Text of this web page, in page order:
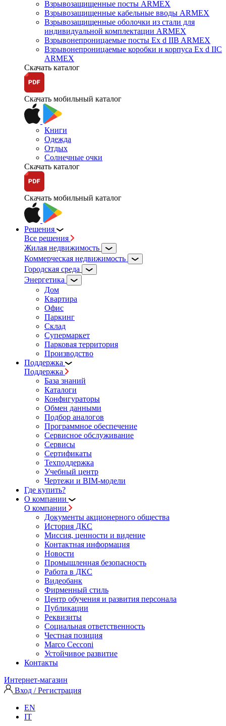
Взрывозащищенные посты ARMEX
Взрывозащищенные кабельные вводы ARMEX
Взрывозащищенные оболочки из стали для
индивидуальной комплектации ARMEX
Взрывонепроницаемые посты Ex d IIB ARMEX
Взрывонепроницаемые коробки и корпуса Ex d IIС
ARMEX
Скачать каталог
Скачать мобильный каталог
Книги
Одежда
Отдых
Солнечные очки
Скачать каталог
Скачать мобильный каталог
Решения
Все решения
Жилая недвижимость
Коммерческая недвижимость
Городская среда
Энергетика
Дом
Квартира
Офис
Паркинг
Склад
Супермаркет
Парковая территория
Производство
Поддержка
Поддержка
База знаний
Каталоги
Конфигураторы
Обмен данными
Подбор аналогов
Программное обеспечение
Сервисное обслуживание
Сервисы
Сертификаты
Техподдержка
Учебный центр
Чертежи и BIM-модели
Где купить?
О компании
О компании
Документы акционерного общества
История ДКС
Миссия, ценности и видение
Контактная информация
Новости
Промышленная безопасность
Работа в ДКС
Видеобанк
Фирменный стиль
Центр обучения и развития персонала
Публикации
Реквизиты
Социальная ответственность
Честная позиция
Marco Cecconi
Устойчивое развитие
Контакты
Интернет-магазин
Вход / Регистрация
EN
IT